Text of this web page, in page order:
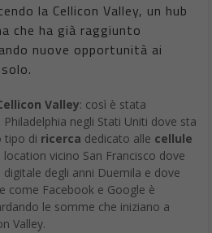
la Cellicon Valley, un hub
che ha già raggiunto
nuove opportunità ai
Valley: così è stata
negli Stati Uniti dove sta
tipo di ricerca dedicato alle cellule
vicino San Francisco dove
degli anni Duemila e dove
come Facebook e Google è
le somme che iniziano a
Valley.